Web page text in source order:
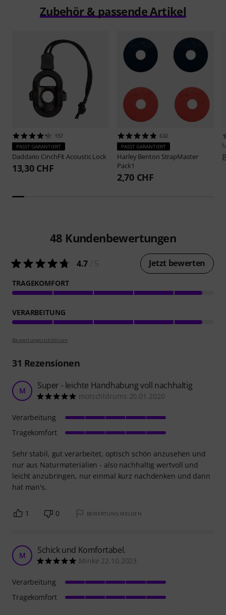
Zubehör & passende Artikel
157
PASST GARANTIERT
Daddario CinchFit Acoustic Lock
13,30 CHF
632
PASST GARANTIERT
Harley Benton StrapMaster
Pack1
2,70 CHF
48 Kundenbewertungen
4.7 Jetzt bewerten
TRAGEKOMFORT
VERARBEITUNG
Bewertungsrichtlinien
31 Rezensionen
M Super - leichte Handhabung voll nachhaltig
motschldrums 20.01.2020
Sehr stabil, gut verarbeitet, optisch schön anzusehen und
nur aus Naturmaterialien - also nachhaltig wertvoll und
leicht anzubringen, nur einmal kurz nachdenken und dann
hat man's.
Verarbeitung
Tragekomfort
1 0 BEWERTUNG MELDEN
M Schick und Komfortabel.
Minke 22.10.2023
Verarbeitung
Tragekomfort